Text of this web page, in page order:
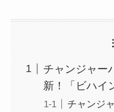
チャンジャー
新！「ビハイ
チャンジ